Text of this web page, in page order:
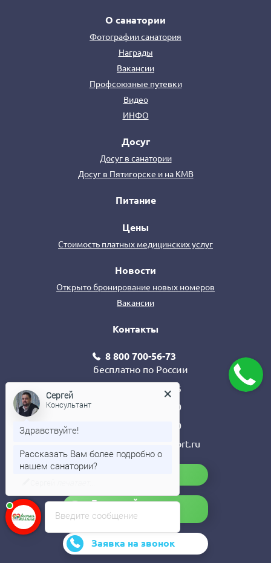
О санатории
Фотографии санатория
Награды
Вакансии
Профсоюзные путевки
Видео
ИНФО
Досуг
Досуг в санатории
Досуг в Пятигорске и на КМВ
Питание
Цены
Стоимость платных медицинских услуг
Новости
Открыто бронирование новых номеров
Вакансии
Контакты
8 800 700-56-73
бесплатно по России
+7 (8793) 97-43-95
+7 (906) 462-74-10
+7 (906) 462-74-10
tenderlespol@profkurort.ru
Бронируй со
специалистом!
Заявка на звонок
Введите сообщение
Сергей
Рассказать Вам более подробно о